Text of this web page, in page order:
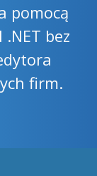
pomocą
bez
firm.